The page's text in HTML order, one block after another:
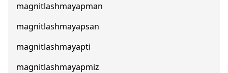
magnitlashmayapman
magnitlashmayapsan
magnitlashmayapti
magnitlashmayapmiz